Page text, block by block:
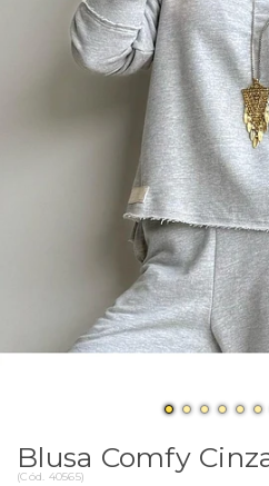
Blusa Comfy
(Cód. 40565)